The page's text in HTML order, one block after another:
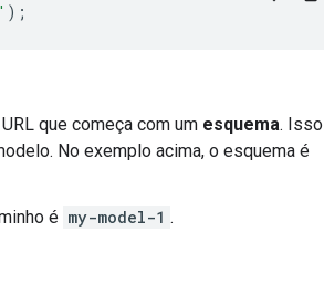
);
que começa com um esquema. Isso
No exemplo acima, o esquema é
é my-model-1 .